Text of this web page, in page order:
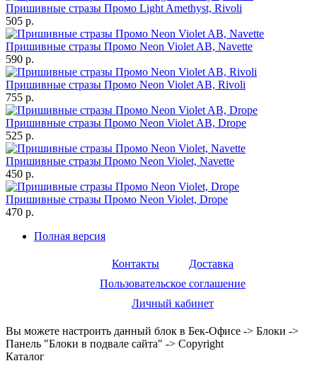
Пришивные стразы Промо Light Amethyst, Rivoli
505 р.
Пришивные стразы Промо Neon Violet AB, Navette
590 р.
Пришивные стразы Промо Neon Violet AB, Rivoli
755 р.
Пришивные стразы Промо Neon Violet AB, Drope
525 р.
Пришивные стразы Промо Neon Violet, Navette
450 р.
Пришивные стразы Промо Neon Violet, Drope
470 р.
Полная версия
Контакты
Доставка
Пользовательское соглашение
Личный кабинет
Вы можете настроить данный блок в Бек-Офисе -> Блоки ->
Панель "Блоки в подвале сайта" -> Copyright
Каталог